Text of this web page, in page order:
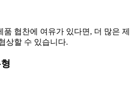
협찬에 여유가 있다면, 더 많은 제
상할 수 있습니다.